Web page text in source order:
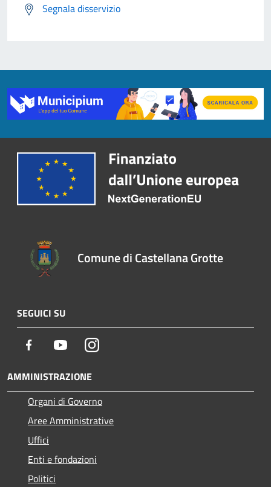
Segnala disservizio
Comune di Castellana Grotte
SEGUICI SU
Facebook YoutubeInstagram
AMMINISTRAZIONE
Organi di Governo
Aree Amministrative
Uffici
Enti e fondazioni
Politici